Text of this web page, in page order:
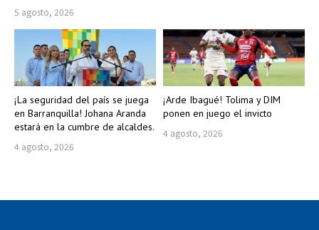
5 agosto, 2026
¡La seguridad del país se juega
en Barranquilla! Johana Aranda
estará en la cumbre de alcaldes.
4 agosto, 2026
¡Arde Ibagué! Tolima y DIM
ponen en juego el invicto
4 agosto, 2026